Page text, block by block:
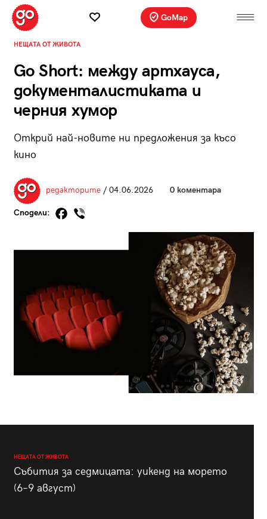
GoMap
НЕЩАТА ОТ ЖИВОТА
Go Short: между артхауса,
документалистиката и
черния хумор
Открий най-новите ни предложения за късо
кино
редакторите/ 04.06.2026 0 коментара
Сподели:
НЕЩАТА ОТ ЖИВОТА
Събития за седмицата: уикенд на морето
(6–9 август)